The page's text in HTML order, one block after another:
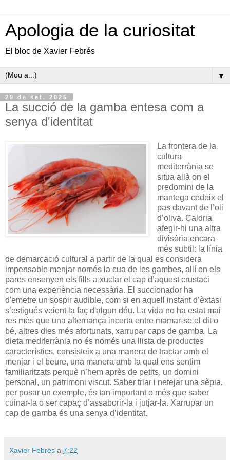
Apologia de la curiositat
El bloc de Xavier Febrés
▼
29 de set. 2025
La succió de la gamba entesa com a
senya d'identitat
La frontera de la
cultura
mediterrània se
situa allà on el
predomini de la
mantega cedeix el
pas davant de l’oli
d’oliva. Caldria
afegir-hi una altra
divisòria encara
més subtil: la línia
de demarcació cultural a partir de la qual es considera
impensable menjar només la cua de les gambes, allí on els
pares ensenyen els fills a xuclar el cap d’aquest crustaci
com una experiència necessària. El succionador ha
d'emetre un sospir audible, com si en aquell instant d’èxtasi
s’estigués veient la faç d'algun déu. La vida no ha estat mai
res més que una alternança incerta entre mamar-se el dit o
bé, altres dies més afortunats, xarrupar caps de gamba. La
dieta mediterrània no és només una llista de productes
característics, consisteix a una manera de tractar amb el
menjar i el beure, una manera amb la qual ens sentim
familiaritzats perquè n’hem après de petits, un domini
personal, un patrimoni viscut. Saber triar i netejar una sèpia,
per posar un exemple, és tan important o més que saber
cuinar-la o ser capaç d’assaborir-la i jutjar-la. Xarrupar un
cap de gamba és una senya d’identitat.
Xavier Febrés a 7:22